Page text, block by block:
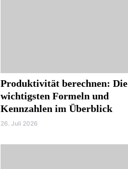
Produktivität berechnen: Die
wichtigsten Formeln und
Kennzahlen im Überblick
26. Juli 2026